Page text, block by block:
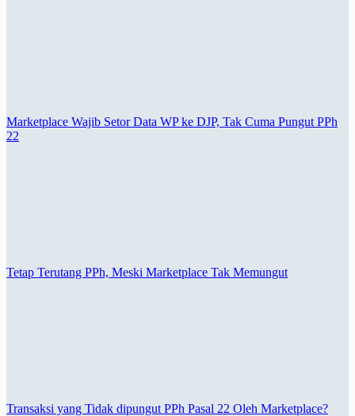
Marketplace Wajib Setor Data WP ke DJP, Tak Cuma Pungut PPh
22
Tetap Terutang PPh, Meski Marketplace Tak Memungut
Transaksi yang Tidak dipungut PPh Pasal 22 Oleh Marketplace?